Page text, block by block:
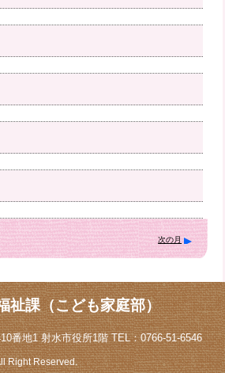
次の月
祉課（こども家庭部）
番地1 射水市役所1階 TEL：0766-51-6546
Right Reserved.